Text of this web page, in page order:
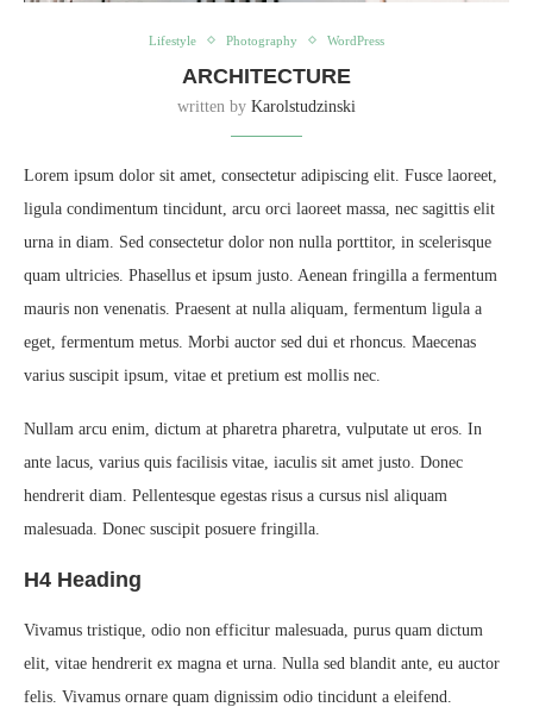
Lifestyle Photography WordPress
ARCHITECTURE
written by Karolstudzinski
Lorem ipsum dolor sit amet, consectetur adipiscing elit. Fusce laoreet,
ligula condimentum tincidunt, arcu orci laoreet massa, nec sagittis elit
urna in diam. Sed consectetur dolor non nulla porttitor, in scelerisque
quam ultricies. Phasellus et ipsum justo. Aenean fringilla a fermentum
mauris non venenatis. Praesent at nulla aliquam, fermentum ligula a
eget, fermentum metus. Morbi auctor sed dui et rhoncus. Maecenas
varius suscipit ipsum, vitae et pretium est mollis nec.
Nullam arcu enim, dictum at pharetra pharetra, vulputate ut eros. In
ante lacus, varius quis facilisis vitae, iaculis sit amet justo. Donec
hendrerit diam. Pellentesque egestas risus a cursus nisl aliquam
malesuada. Donec suscipit posuere fringilla.
H4 Heading
Vivamus tristique, odio non efficitur malesuada, purus quam dictum
elit, vitae hendrerit ex magna et urna. Nulla sed blandit ante, eu auctor
felis. Vivamus ornare quam dignissim odio tincidunt a eleifend.